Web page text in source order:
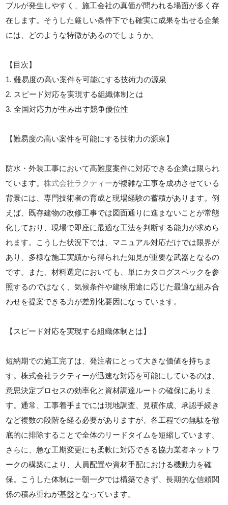
ブルが発生しやすく、施工会社の真価が問われる場面が多く存
在します。そうした厳しい条件下でも確実に成果を出せる企業
には、どのような特徴があるのでしょうか。
【目次】
1. 難易度の高い案件を可能にする技術力の源泉
2. スピード対応を実現する組織体制とは
3. 全国対応力が生み出す競争優位性
【難易度の高い案件を可能にする技術力の源泉】
防水・外装工事において高難度案件に対応できる企業は限られ
ています。株式会社ラクティーが複雑な工事を成功させている
背景には、専門技術者の育成と現場経験の蓄積があります。例
えば、既存建物の改修工事では図面通りに進まないことが常態
化しており、現場で即座に最適な工法を判断する能力が求めら
れます。こうした状況下では、マニュアル対応だけでは限界が
あり、多様な施工実績から得られた知見が重要な武器となるの
です。また、材料選定においても、単にカタログスペックを参
照するのではなく、気候条件や建物用途に応じた最適な組み合
わせを提案できる力が差別化要因になっています。
【スピード対応を実現する組織体制とは】
短納期での施工完了は、発注者にとって大きな価値を持ちま
す。株式会社ラクティーが迅速な対応を可能にしているのは、
意思決定プロセスの効率化と資材調達ルートの確保にありま
す。通常、工事着手までには現地調査、見積作成、承認手続き
など複数の段階を経る必要がありますが、各工程での無駄を徹
底的に排除することで全体のリードタイムを短縮しています。
さらに、急な工期変更にも柔軟に対応できる協力業者ネットワ
ークの構築により、人員配置や資材手配における機動力を確
保。こうした体制は一朝一夕では構築できず、長期的な信頼関
係の積み重ねが基盤となっています。